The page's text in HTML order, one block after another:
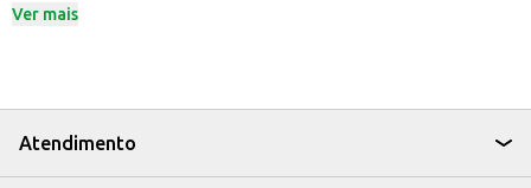
em peça permite flexibilidade no corte e porcionamento, atendendo às
Dicas de uso:
Pode ser utilizado em diversos pratos, como grelhados, assados, refogados
e outros.
Ver mais
Atendimento